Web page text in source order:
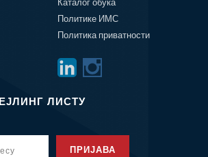
Политике ИМС
Политика приватности
ЛИСТУ
ПРИЈАВА